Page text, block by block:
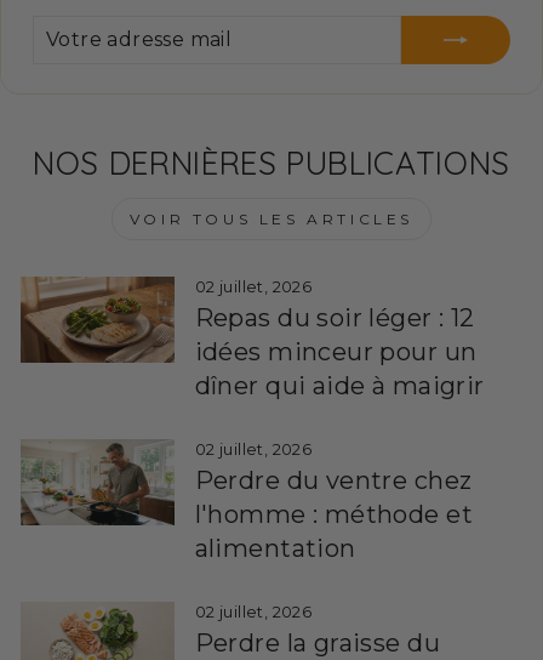
ADRESSE
NOS DERNIÈRES PUBLICATIONS
VOIR TOUS LES ARTICLES
02 juillet, 2026
Repas du soir léger : 12
idées minceur pour un
dîner qui aide à maigrir
02 juillet, 2026
Perdre du ventre chez
l'homme : méthode et
alimentation
02 juillet, 2026
Perdre la graisse du